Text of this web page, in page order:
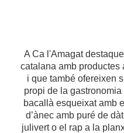
A Ca l'Amagat
catalana amb productes
i que també ofereixen
propi de la
bacallà esqueixat amb
d’ànec amb puré de
julivert o el rap a la